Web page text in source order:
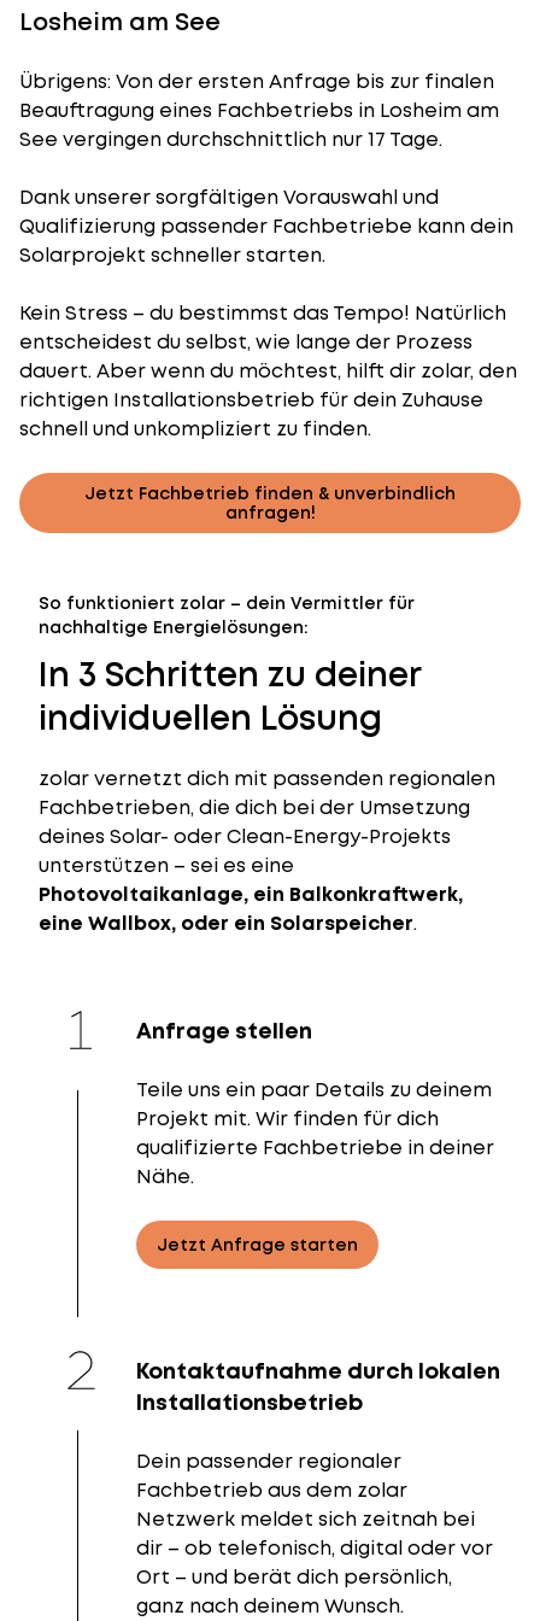
Losheim am See
Übrigens: Von der ersten Anfrage bis zur finalen
Beauftragung eines Fachbetriebs in Losheim am
See vergingen durchschnittlich nur 17 Tage.
Dank unserer sorgfältigen Vorauswahl und
Qualifizierung passender Fachbetriebe kann dein
Solarprojekt schneller starten.
Kein Stress – du bestimmst das Tempo! Natürlich
entscheidest du selbst, wie lange der Prozess
dauert. Aber wenn du möchtest, hilft dir zolar, den
richtigen Installationsbetrieb für dein Zuhause
schnell und unkompliziert zu finden.
Jetzt Fachbetrieb finden & unverbindlich
anfragen!
So funktioniert zolar – dein Vermittler für
nachhaltige Energielösungen:
In 3 Schritten zu deiner
individuellen Lösung
zolar vernetzt dich mit passenden regionalen
Fachbetrieben, die dich bei der Umsetzung
deines Solar- oder Clean-Energy-Projekts
unterstützen – sei es eine
Photovoltaikanlage, ein Balkonkraftwerk,
eine Wallbox, oder ein Solarspeicher.
Anfrage stellen
Teile uns ein paar Details zu deinem
Projekt mit. Wir finden für dich
qualifizierte Fachbetriebe in deiner
Nähe.
Jetzt Anfrage starten
Kontaktaufnahme durch lokalen
Installationsbetrieb
Dein passender regionaler
Fachbetrieb aus dem zolar
Netzwerk meldet sich zeitnah bei
dir – ob telefonisch, digital oder vor
Ort – und berät dich persönlich,
ganz nach deinem Wunsch.